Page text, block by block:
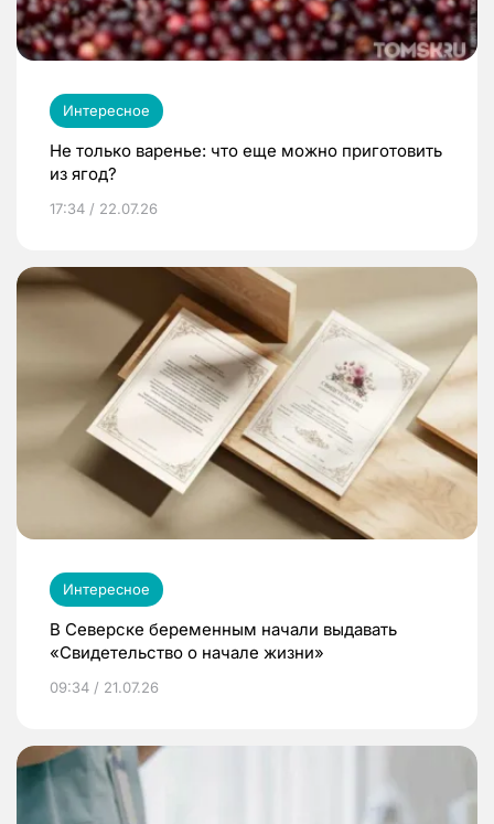
Интересное
Не только варенье: что еще можно приготовить
из ягод?
17:34 / 22.07.26
Интересное
В Северске беременным начали выдавать
«Свидетельство о начале жизни»
09:34 / 21.07.26